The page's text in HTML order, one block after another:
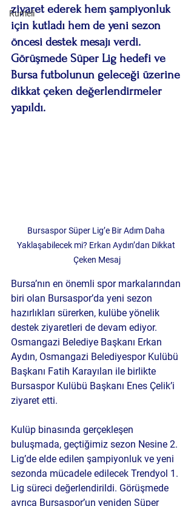
Rumeli
ziyaret ederek hem şampiyonluk
için kutladı hem de yeni sezon
öncesi destek mesajı verdi.
Görüşmede Süper Lig hedefi ve
Bursa futbolunun geleceği üzerine
dikkat çeken değerlendirmeler
yapıldı.
Bursaspor Süper Lig’e Bir Adım Daha
Yaklaşabilecek mi? Erkan Aydın’dan Dikkat
Çeken Mesaj
Bursa’nın en önemli spor markalarından
biri olan Bursaspor’da yeni sezon
hazırlıkları sürerken, kulübe yönelik
destek ziyaretleri de devam ediyor.
Osmangazi Belediye Başkanı Erkan
Aydın, Osmangazi Belediyespor Kulübü
Başkanı Fatih Karayılan ile birlikte
Bursaspor Kulübü Başkanı Enes Çelik’i
ziyaret etti.
Kulüp binasında gerçekleşen
buluşmada, geçtiğimiz sezon Nesine 2.
Lig’de elde edilen şampiyonluk ve yeni
sezonda mücadele edilecek Trendyol 1.
Lig süreci değerlendirildi. Görüşmede
ayrıca Bursaspor’un yeniden Süper